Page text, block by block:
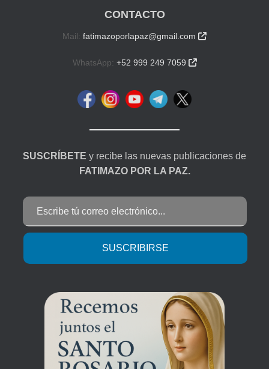
CONTACTO
Mail: fatimazoporlapaz@gmail.com 
WhatsApp: +52 999 249 7059 
SUSCRÍBETE y recibe las nuevas publicaciones de
FATIMAZO POR LA PAZ.
SUSCRIBIRSE